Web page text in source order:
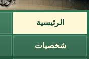
الرئيسية
شخصيات